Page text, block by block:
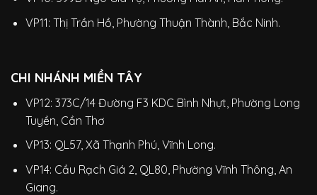
VP11: Thị Trần Hồ, Phường Thuận Thành, Bắc Ninh.
CHI NHÁNH MIỀN TÂY
VP12: 373C/14 Đường F3 KDC Bình Nhựt, Phường Long
Tuyền, Cần Thơ
VP13: QL57, Xã Thạnh Phú, Vĩnh Long.
VP14: Cầu Rạch Giá 2, QL80, Phường Vĩnh Thông, An
Giang.